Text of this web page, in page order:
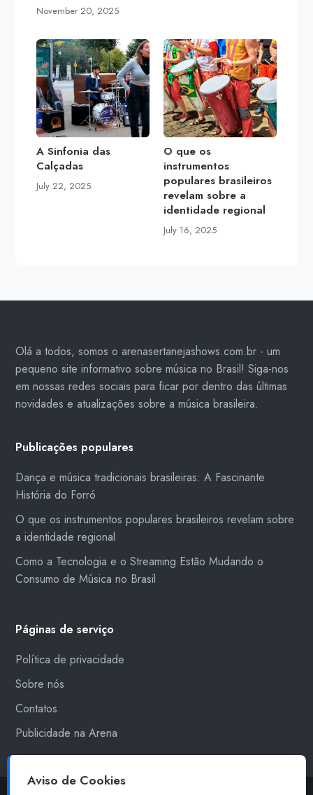
November 20, 2025
A Sinfonia das
Calçadas
July 22, 2025
O que os
instrumentos
populares brasileiros
revelam sobre a
identidade regional
July 16, 2025
Olá a todos, somos o arenasertanejashows.com.br - um
pequeno site informativo sobre música no Brasil! Siga-nos
em nossas redes sociais para ficar por dentro das últimas
novidades e atualizações sobre a música brasileira.
Publicações populares
Dança e música tradicionais brasileiras: A Fascinante
História do Forró
O que os instrumentos populares brasileiros revelam sobre
a identidade regional
Como a Tecnologia e o Streaming Estão Mudando o
Consumo de Música no Brasil
Páginas de serviço
Política de privacidade
Sobre nós
Contatos
Publicidade na Arena
Aviso de Cookies